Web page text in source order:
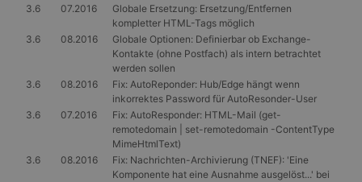
3.6
07.2016
Globale Ersetzung: Ersetzung/Entfernen
kompletter HTML-Tags möglich
3.6
08.2016
Globale Optionen: Definierbar ob Exchange-
Kontakte (ohne Postfach) als intern betrachtet
werden sollen
3.6
08.2016
Fix: AutoReponder: Hub/Edge hängt wenn
inkorrektes Password für AutoResonder-User
3.6
07.2016
Fix: AutoResponder: HTML-Mail (get-
remotedomain | set-remotedomain -ContentType
MimeHtmlText)
3.6
08.2016
Fix: Nachrichten-Archivierung (TNEF): 'Eine
Komponente hat eine Ausnahme ausgelöst...' bei